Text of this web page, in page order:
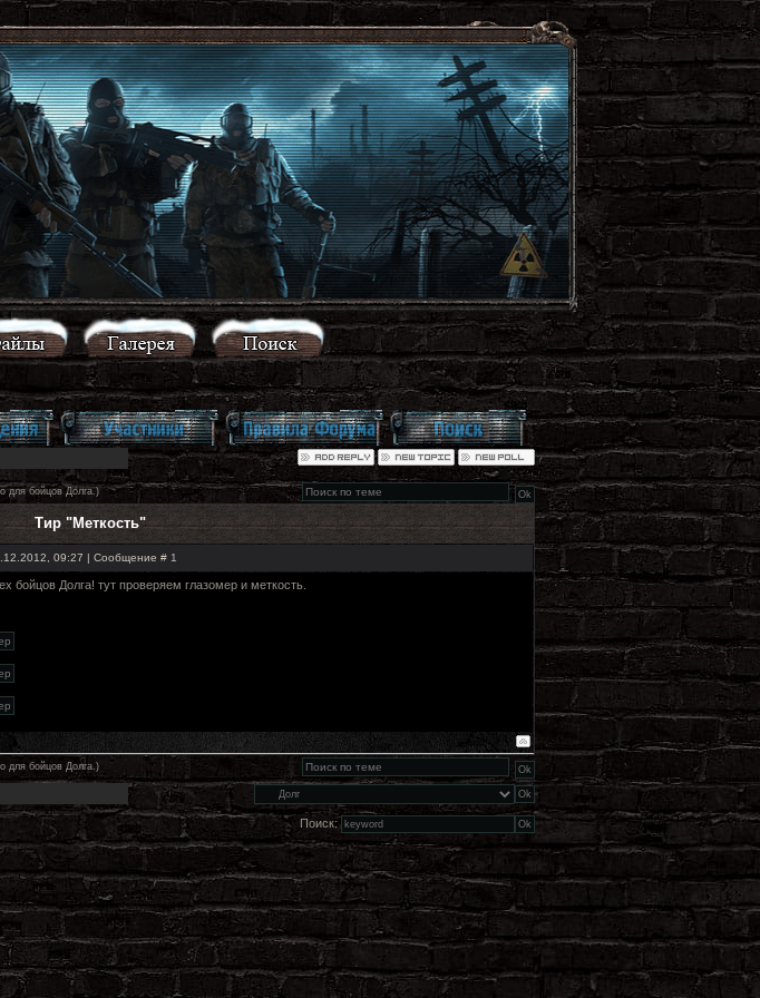
для бойцов Долга.)
Тир "Меткость"
09:27 | Сообщение # 1
бойцов Долга! тут проверяем глазомер и меткость.
для бойцов Долга.)
Поиск: